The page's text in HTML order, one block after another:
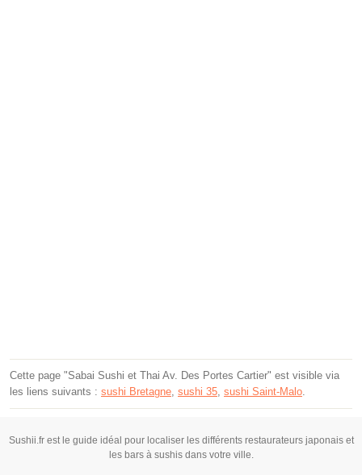
Cette page "Sabai Sushi et Thai Av. Des Portes Cartier" est visible via
les liens suivants : sushi Bretagne, sushi 35, sushi Saint-Malo.
Sushii.fr est le guide idéal pour localiser les différents restaurateurs japonais et
les bars à sushis dans votre ville.